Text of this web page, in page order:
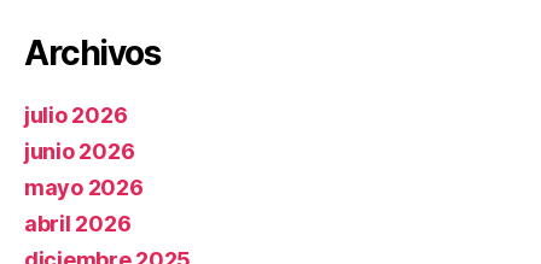
Archivos
julio 2026
junio 2026
mayo 2026
abril 2026